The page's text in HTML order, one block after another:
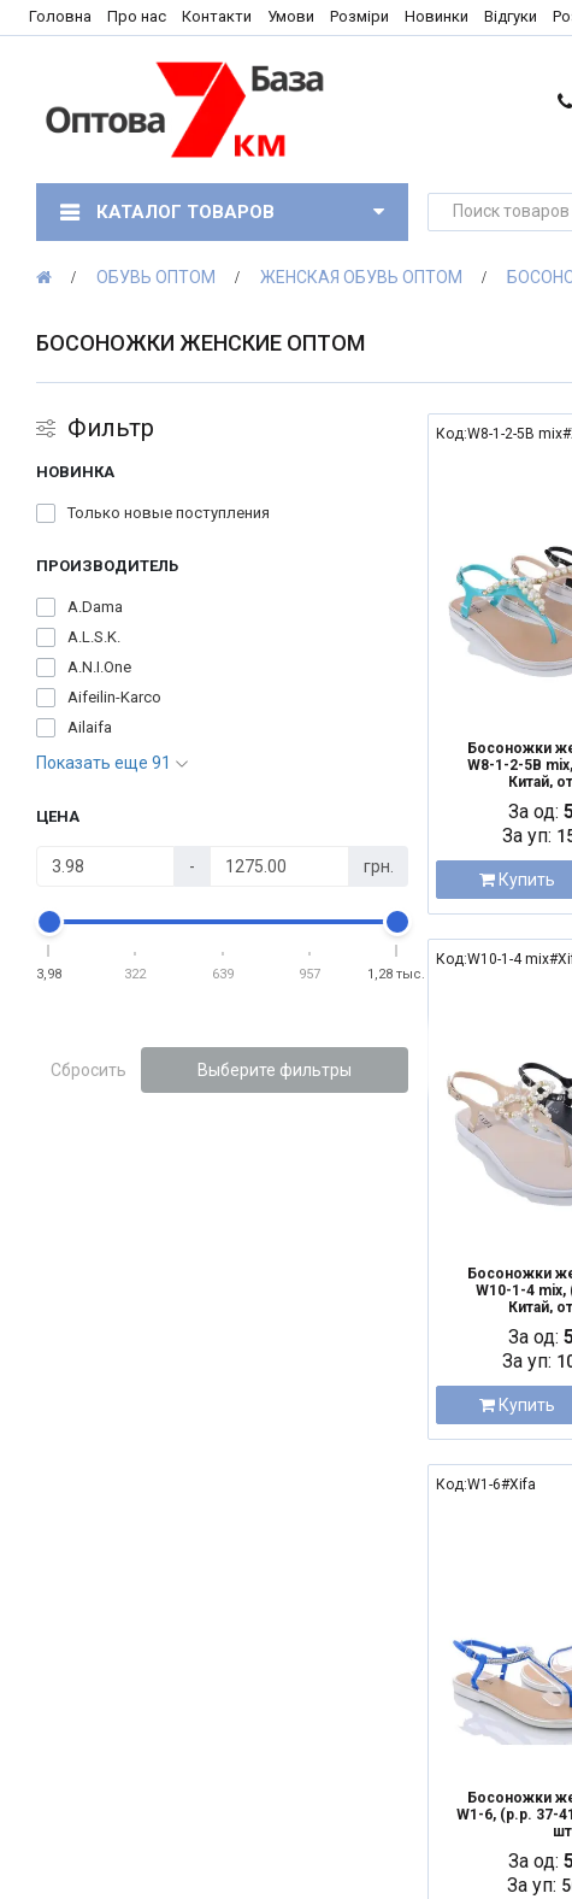
Головна Про нас Контакти Умови Розміри Новинки Відгуки
КАТАЛОГ ТОВАРОВ
ОБУВЬ ОПТОМ ЖЕНСКАЯ ОБУВЬ ОПТОМ
БОСОНОЖКИ ЖЕНСКИЕ ОПТОМ
Фильтр
НОВИНКА
Только новые поступления
ПРОИЗВОДИТЕЛЬ
A.Dama
A.L.S.K.
A.N.I.One
Aifeilin-Karco
Ailaifa
Показать еще 91
ЦЕНА
- грн.
3,98 322 639 957 1,28 тыс.
Сбросить Выберите фильтры
Код:W8-1-2-5B
Босоножки
W8-1-2-5B
Китай,
За од:
За уп:
Купить
Код:W10-1-4
Босоножки
W10-1-4 mix,
Китай,
За од:
За уп:
Купить
Код:W1-6#Xifa
Босоножки
W1-6, (р.р. 37-
За од:
За уп: